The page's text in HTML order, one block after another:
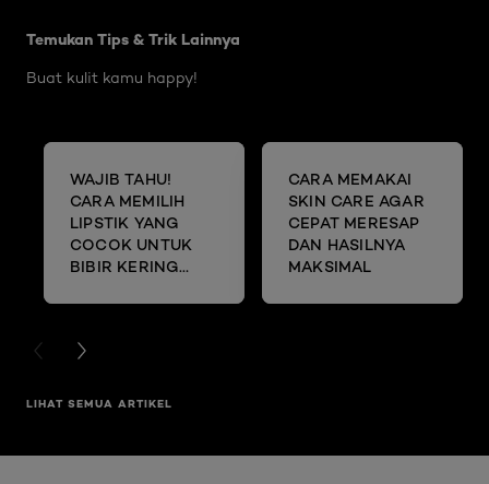
Temukan Tips & Trik Lainnya
Buat kulit kamu happy!
WAJIB TAHU!
CARA MEMILIH
LIPSTIK YANG
COCOK UNTUK
BIBIR KERING
CARA MEMAKAI
SKIN CARE AGAR
CEPAT MERESAP
DAN HASILNYA
MAKSIMAL
PREVIOUS CARD
NEXT CARD
LIHAT SEMUA ARTIKEL